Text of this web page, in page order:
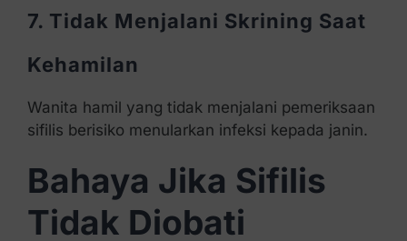
7. Tidak Menjalani Skrining Saat
Kehamilan
Wanita hamil yang tidak menjalani pemeriksaan
sifilis berisiko menularkan infeksi kepada janin.
Bahaya Jika Sifilis
Tidak Diobati